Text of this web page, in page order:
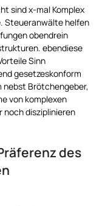
sind x-mal Komplex
Steueranwälte helfen
obendrein
ebendiese
Sinn
gesetzeskonform
nebst Brötchengeber,
von komplexen
noch disziplinieren
des